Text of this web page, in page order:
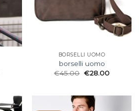
BORSELLI UOMO
borselli uomo
€45.00 €28.00